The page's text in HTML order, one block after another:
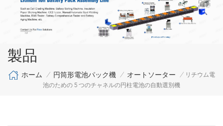
製品
ホーム / 円筒形電池パック機 / オートソーター /
リチウム電
池のための 5 つのチャネルの円柱電池の自動選別機